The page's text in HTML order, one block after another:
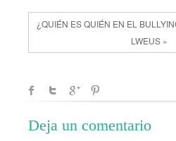
¿QUIÉN ES QUIÉN EN EL
LWEUS »
Deja un comentario